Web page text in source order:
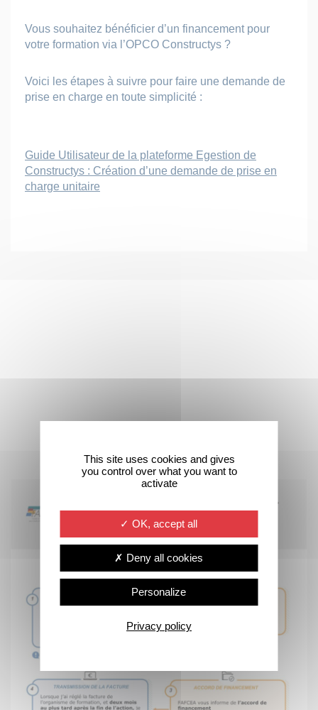
Vous souhaitez bénéficier d’un financement pour
votre formation via l’OPCO Constructys ?
Voici les étapes à suivre pour faire une demande de
prise en charge en toute simplicité :
Guide Utilisateur de la plateforme Egestion de
Constructys : Création d’une demande de prise en
charge unitaire
This site uses cookies and gives
you control over what you want to
activate
OK, accept all
Deny all cookies
Personalize
Privacy policy